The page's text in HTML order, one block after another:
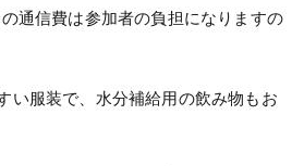
通信費は参加者の負担になりますの
い服装で、水分補給用の飲み物もお